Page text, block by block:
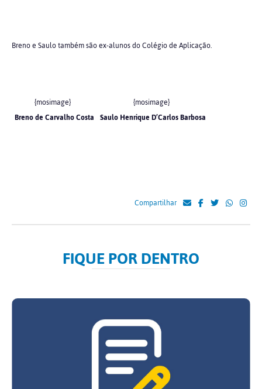
Breno e Saulo também são ex-alunos do Colégio de Aplicação.
{mosimage}
{mosimage}
Breno de Carvalho Costa Saulo Henrique D’Carlos Barbosa
Compartilhar
FIQUE POR DENTRO